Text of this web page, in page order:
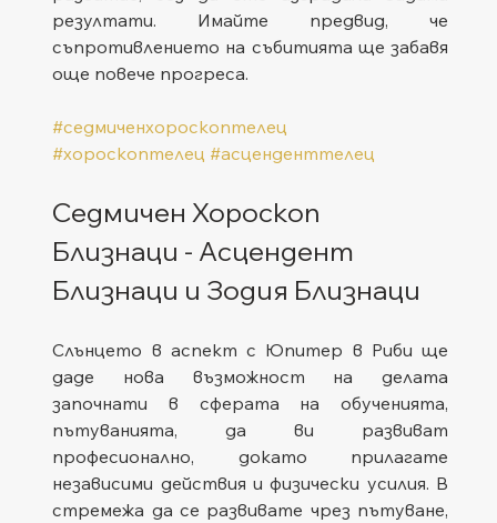
резултати. Имайте предвид, че
съпротивлението на събитията ще забавя
още повече прогреса.
#седмиченхороскоптелец
#хороскоптелец #асценденттелец
Седмичен Хороскоп
Близнаци - Асцендент
Близнаци и Зодия Близнаци
Слънцето в аспект с Юпитер в Риби ще
даде нова възможност на делата
започнати в сферата на обученията,
пътуванията, да ви развиват
професионално, докато прилагате
независими действия и физически усилия. В
стремежа да се развивате чрез пътуване,